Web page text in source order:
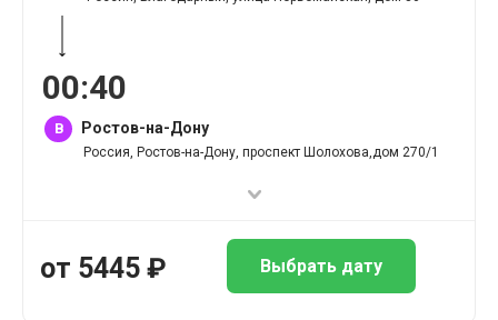
00:40
B Ростов-на-Дону
Россия, Ростов-на-Дону, проспект Шолохова,дом 270/1
от 5445 ₽ Выбрать дату